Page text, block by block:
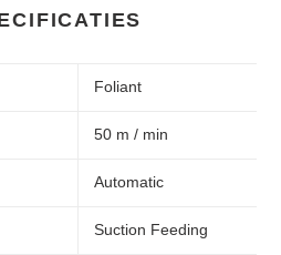
Foliant
50 m / min
Automatic
Suction Feeding